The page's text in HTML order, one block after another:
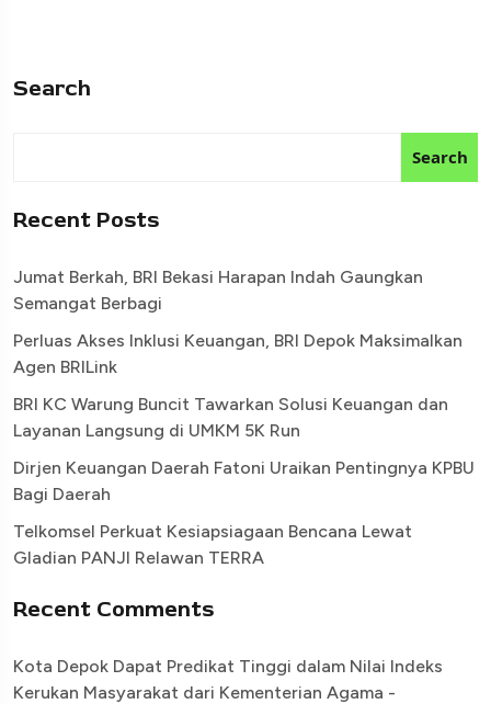
Search
Search
Recent Posts
Jumat Berkah, BRI Bekasi Harapan Indah Gaungkan
Semangat Berbagi
Perluas Akses Inklusi Keuangan, BRI Depok Maksimalkan
Agen BRILink
BRI KC Warung Buncit Tawarkan Solusi Keuangan dan
Layanan Langsung di UMKM 5K Run
Dirjen Keuangan Daerah Fatoni Uraikan Pentingnya KPBU
Bagi Daerah
Telkomsel Perkuat Kesiapsiagaan Bencana Lewat
Gladian PANJI Relawan TERRA
Recent Comments
Kota Depok Dapat Predikat Tinggi dalam Nilai Indeks
Kerukan Masyarakat dari Kementerian Agama -